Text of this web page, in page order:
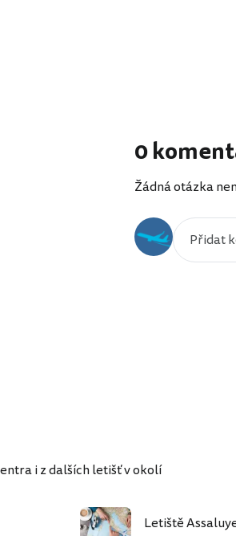
0
Žádná otázka
i z dalších letišť v okolí
Letiště